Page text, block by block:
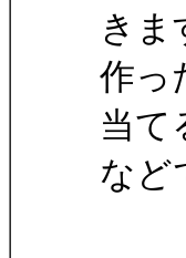
きま
作っ
当て
など